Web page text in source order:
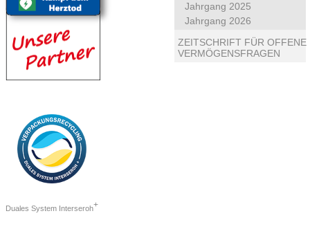
Duales System Interseroh+
Jahrgang 2025
Jahrgang 2026
ZEITSCHRIFT FÜR OFFENE
VERMÖGENSFRAGEN